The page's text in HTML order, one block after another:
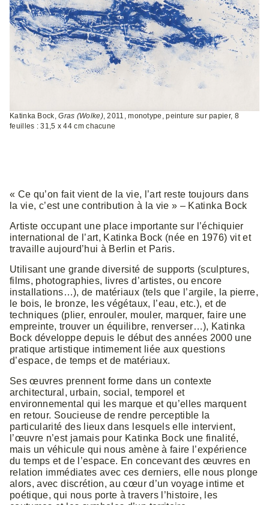
Katinka Bock,Gras (Wolke), 2011, monotype, peinture sur papier, 8
feuilles : 31,5 x 44 cm chacune
« Ce qu’on fait vient de la vie, l’art reste toujours dans
la vie, c’est une contribution à la vie » – Katinka Bock
Artiste occupant une place importante sur l’échiquier
international de l’art, Katinka Bock (née en 1976) vit et
travaille aujourd’hui à Berlin et Paris.
Utilisant une grande diversité de supports (sculptures,
films, photographies, livres d’artistes, ou encore
installations…), de matériaux (tels que l’argile, la pierre,
le bois, le bronze, les végétaux, l’eau, etc.), et de
techniques (plier, enrouler, mouler, marquer, faire une
empreinte, trouver un équilibre, renverser…), Katinka
Bock développe depuis le début des années 2000 une
pratique artistique intimement liée aux questions
d’espace, de temps et de matériaux.
Ses œuvres prennent forme dans un contexte
architectural, urbain, social, temporel et
environnemental qui les marque et qu’elles marquent
en retour. Soucieuse de rendre perceptible la
particularité des lieux dans lesquels elle intervient,
l’œuvre n’est jamais pour Katinka Bock une finalité,
mais un véhicule qui nous amène à faire l’expérience
du temps et de l’espace. En concevant des œuvres en
relation immédiates avec ces derniers, elle nous plonge
alors, avec discrétion, au cœur d’un voyage intime et
poétique, qui nous porte à travers l’histoire, les